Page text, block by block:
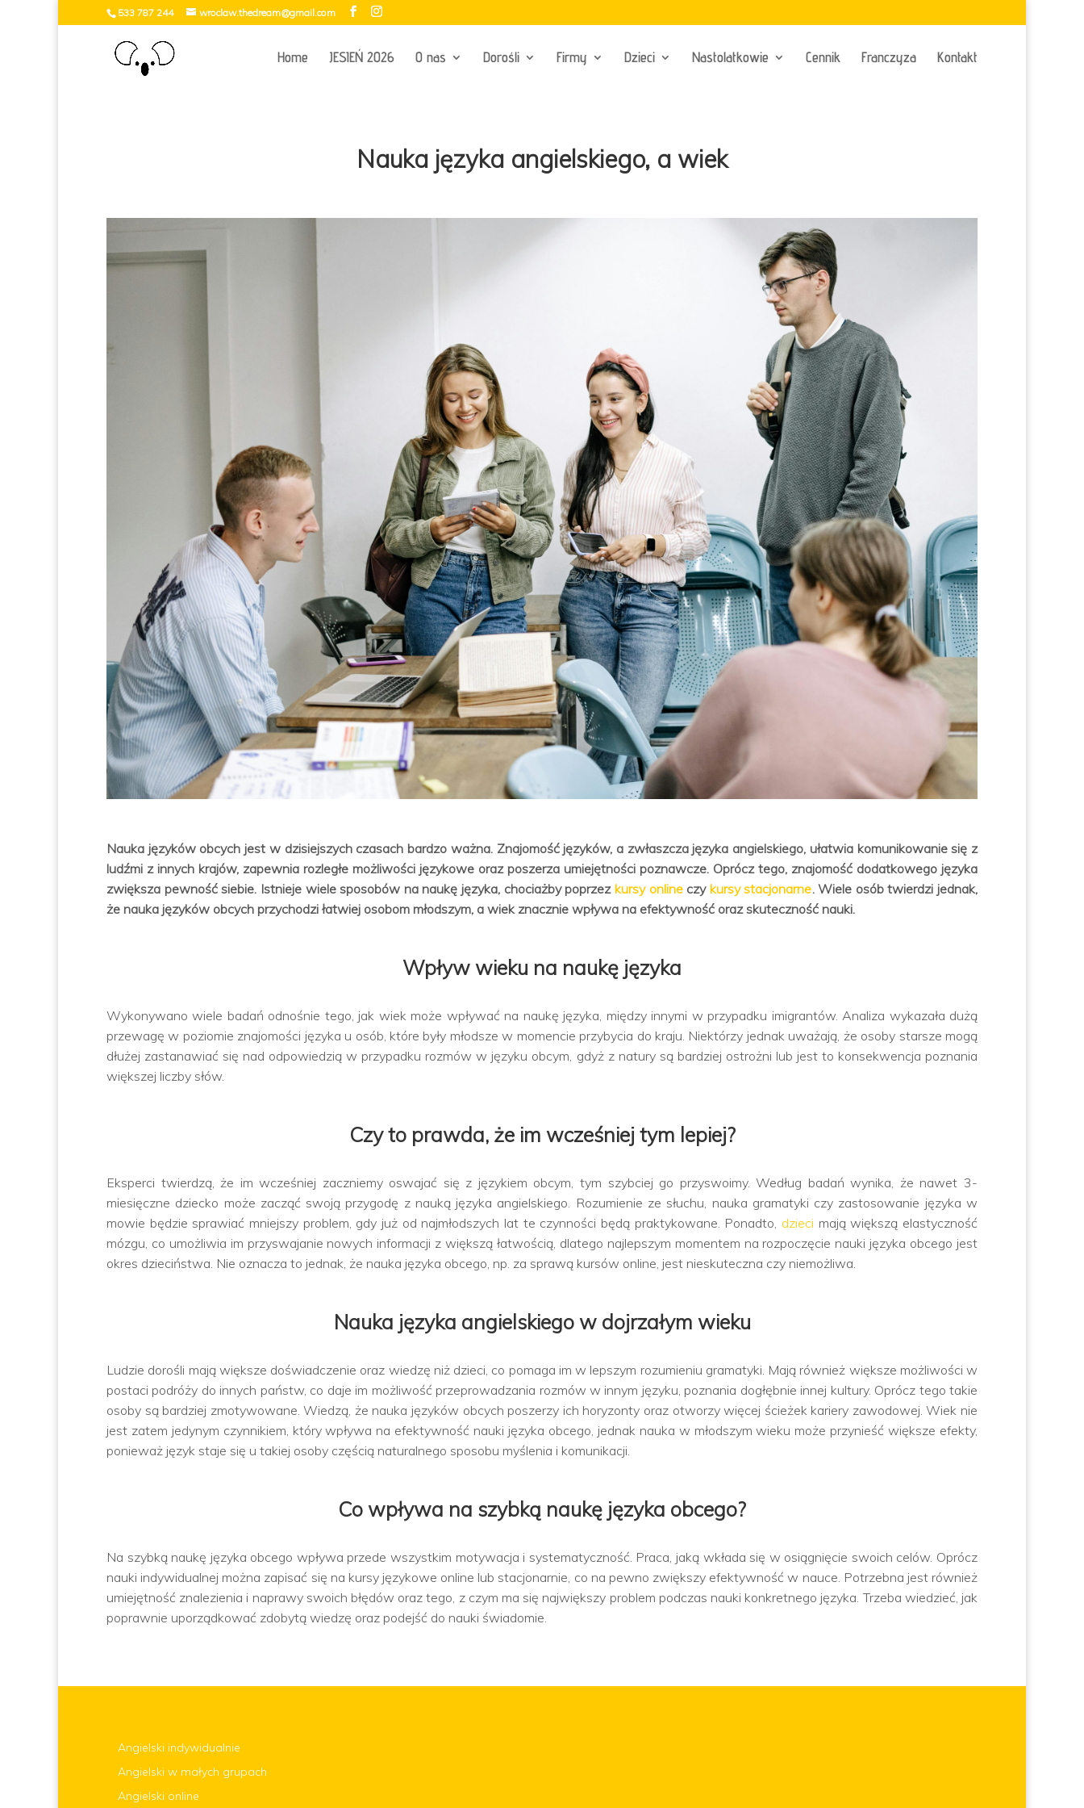
533 787 244 wroclaw.thedream@gmail.com
Home JESIEŃ 2026 O nas Dorośli Firmy Dzieci Nastolatkowie Cennik Franczyza Kontakt
Nauka języka angielskiego, a wiek
Nauka języków obcych jest w dzisiejszych czasach bardzo ważna. Znajomość języków, a zwłaszcza języka angielskiego, ułatwia komunikowanie się z
ludźmi z innych krajów, zapewnia rozległe możliwości językowe oraz poszerza umiejętności poznawcze. Oprócz tego, znajomość dodatkowego języka
zwiększa pewność siebie. Istnieje wiele sposobów na naukę języka, chociażby poprzez kursy onlineczy kursy stacjonarne. Wiele osób twierdzi jednak,
że nauka języków obcych przychodzi łatwiej osobom młodszym, a wiek znacznie wpływa na efektywność oraz skuteczność nauki.
Wpływ wieku na naukę języka
Wykonywano wiele badań odnośnie tego, jak wiek może wpływać na naukę języka, między innymi w przypadku imigrantów. Analiza wykazała dużą
przewagę w poziomie znajomości języka u osób, które były młodsze w momencie przybycia do kraju. Niektórzy jednak uważają, że osoby starsze mogą
dłużej zastanawiać się nad odpowiedzią w przypadku rozmów w języku obcym, gdyż z natury są bardziej ostrożni lub jest to konsekwencja poznania
większej liczby słów.
Czy to prawda, że im wcześniej tym lepiej?
Eksperci twierdzą, że im wcześniej zaczniemy oswajać się z językiem obcym, tym szybciej go przyswoimy. Według badań wynika, że nawet 3-
miesięczne dziecko może zacząć swoją przygodę z nauką języka angielskiego. Rozumienie ze słuchu, nauka gramatyki czy zastosowanie języka w
mowie będzie sprawiać mniejszy problem, gdy już od najmłodszych lat te czynności będą praktykowane. Ponadto, dzieci mają większą elastyczność
mózgu, co umożliwia im przyswajanie nowych informacji z większą łatwością, dlatego najlepszym momentem na rozpoczęcie nauki języka obcego jest
okres dzieciństwa. Nie oznacza to jednak, że nauka języka obcego, np. za sprawą kursów online, jest nieskuteczna czy niemożliwa.
Nauka języka angielskiego w dojrzałym wieku
Ludzie dorośli mają większe doświadczenie oraz wiedzę niż dzieci, co pomaga im w lepszym rozumieniu gramatyki. Mają również większe możliwości w
postaci podróży do innych państw, co daje im możliwość przeprowadzania rozmów w innym języku, poznania dogłębnie innej kultury. Oprócz tego takie
osoby są bardziej zmotywowane. Wiedzą, że nauka języków obcych poszerzy ich horyzonty oraz otworzy więcej ścieżek kariery zawodowej. Wiek nie
jest zatem jedynym czynnikiem, który wpływa na efektywność nauki języka obcego, jednak nauka w młodszym wieku może przynieść większe efekty,
ponieważ język staje się u takiej osoby częścią naturalnego sposobu myślenia i komunikacji.
Co wpływa na szybką naukę języka obcego?
Na szybką naukę języka obcego wpływa przede wszystkim motywacja i systematyczność. Praca, jaką wkłada się w osiągnięcie swoich celów. Oprócz
nauki indywidualnej można zapisać się na kursy językowe online lub stacjonarnie, co na pewno zwiększy efektywność w nauce. Potrzebna jest również
umiejętność znalezienia i naprawy swoich błędów oraz tego, z czym ma się największy problem podczas nauki konkretnego języka. Trzeba wiedzieć, jak
poprawnie uporządkować zdobytą wiedzę oraz podejść do nauki świadomie.
Angielski indywidualnie
Angielski w małych grupach
Angielski online